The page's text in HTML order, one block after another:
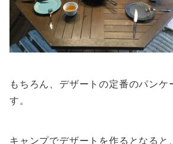
もちろん、デザートの定番のパンケ
す。
キャンプでデザートを作るとなると